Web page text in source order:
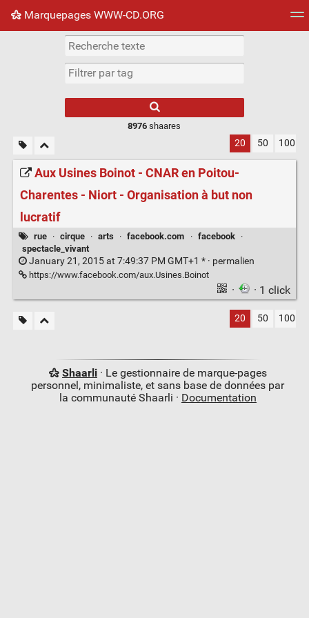
Marquepages WWW-CD.ORG
Nuage de tags Mur d'images
8976 shaares
20 50 100
Aux Usines Boinot - CNAR en Poitou-
Charentes - Niort - Organisation à but non
lucratif
rue · cirque · arts · facebook.com · facebook
·
spectacle_vivant
January 21, 2015 at 7:49:37 PM GMT+1 * · permalien
https://www.facebook.com/aux.Usines.Boinot
· · 1 click
20 50 100
Shaarli· Le gestionnaire de marque-pages
personnel, minimaliste, et sans base de données par
la communauté Shaarli · Documentation